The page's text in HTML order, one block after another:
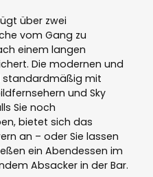
über zwei
vom Gang zu
einem langen
Die modernen und
standardmäßig mit
und Sky
Sie noch
bietet sich das
an – oder Sie lassen
ein Abendessen im
Absacker in der Bar.